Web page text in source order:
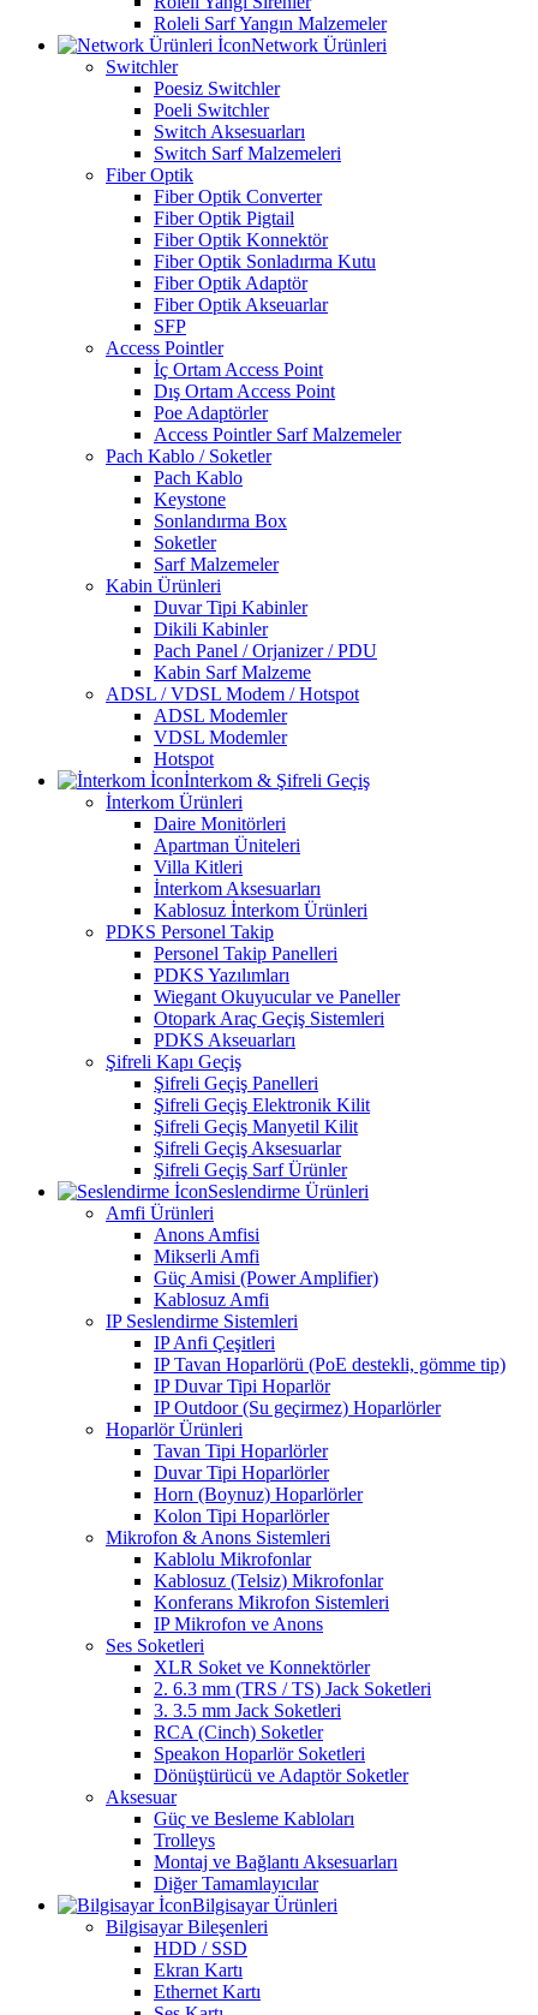
Roleli Sarf Yangın Malzemeler
Network Ürünleri
Switchler
Poesiz Switchler
Poeli Switchler
Switch Aksesuarları
Switch Sarf Malzemeleri
Fiber Optik
Fiber Optik Converter
Fiber Optik Pigtail
Fiber Optik Konnektör
Fiber Optik Sonladırma Kutu
Fiber Optik Adaptör
Fiber Optik Akseuarlar
SFP
Access Pointler
İç Ortam Access Point
Dış Ortam Access Point
Poe Adaptörler
Access Pointler Sarf Malzemeler
Pach Kablo / Soketler
Pach Kablo
Keystone
Sonlandırma Box
Soketler
Sarf Malzemeler
Kabin Ürünleri
Duvar Tipi Kabinler
Dikili Kabinler
Pach Panel / Orjanizer / PDU
Kabin Sarf Malzeme
ADSL / VDSL Modem / Hotspot
ADSL Modemler
VDSL Modemler
Hotspot
İnterkom & Şifreli Geçiş
İnterkom Ürünleri
Daire Monitörleri
Apartman Üniteleri
Villa Kitleri
İnterkom Aksesuarları
Kablosuz İnterkom Ürünleri
PDKS Personel Takip
Personel Takip Panelleri
PDKS Yazılımları
Wiegant Okuyucular ve Paneller
Otopark Araç Geçiş Sistemleri
PDKS Akseuarları
Şifreli Kapı Geçiş
Şifreli Geçiş Panelleri
Şifreli Geçiş Elektronik Kilit
Şifreli Geçiş Manyetil Kilit
Şifreli Geçiş Aksesuarlar
Şifreli Geçiş Sarf Ürünler
Seslendirme Ürünleri
Amfi Ürünleri
Anons Amfisi
Mikserli Amfi
Güç Amisi (Power Amplifier)
Kablosuz Amfi
IP Seslendirme Sistemleri
IP Anfi Çeşitleri
IP Tavan Hoparlörü (PoE destekli, gömme tip)
IP Duvar Tipi Hoparlör
IP Outdoor (Su geçirmez) Hoparlörler
Hoparlör Ürünleri
Tavan Tipi Hoparlörler
Duvar Tipi Hoparlörler
Horn (Boynuz) Hoparlörler
Kolon Tipi Hoparlörler
Mikrofon & Anons Sistemleri
Kablolu Mikrofonlar
Kablosuz (Telsiz) Mikrofonlar
Konferans Mikrofon Sistemleri
IP Mikrofon ve Anons
Ses Soketleri
XLR Soket ve Konnektörler
2. 6.3 mm (TRS / TS) Jack Soketleri
3. 3.5 mm Jack Soketleri
RCA (Cinch) Soketler
Speakon Hoparlör Soketleri
Dönüştürücü ve Adaptör Soketler
Aksesuar
Güç ve Besleme Kabloları
Trolleys
Montaj ve Bağlantı Aksesuarları
Diğer Tamamlayıcılar
Bilgisayar Ürünleri
Bilgisayar Bileşenleri
HDD / SSD
Ekran Kartı
Ethernet Kartı